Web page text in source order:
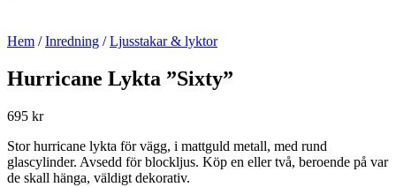
Hem /Inredning /Ljusstakar & lyktor
Hurricane Lykta ”Sixty”
695 kr
Stor hurricane lykta för vägg, i mattguld metall, med rund
glascylinder. Avsedd för blockljus. Köp en eller två, beroende på var
de skall hänga, väldigt dekorativ.